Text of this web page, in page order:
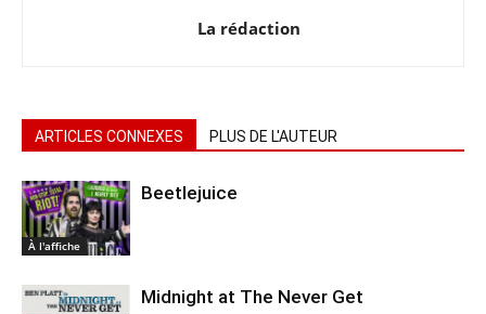
La rédaction
ARTICLES CONNEXES PLUS DE L'AUTEUR
À l'affiche
Beetlejuice
Midnight at The Never Get